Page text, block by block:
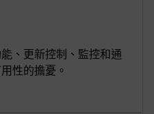
、更新控制、監控和通
性的擔憂。